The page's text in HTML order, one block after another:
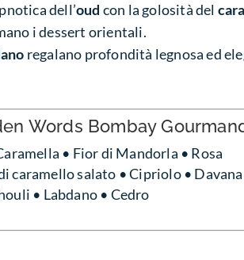
dell’oud con la golosità del
i dessert orientali.
regalano profondità legnosa ed
Words Bombay
• Fior di Mandorla • Rosa
caramello salato • Cipriolo • Davana
• Labdano • Cedro